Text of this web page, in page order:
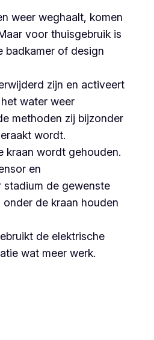
weer weghaalt, komen
voor thuisgebruik is
badkamer of design
zijn en activeert
water weer
methoden zij bijzonder
wordt.
kraan wordt gehouden.
en
stadium de gewenste
de kraan houden
de elektrische
wat meer werk.